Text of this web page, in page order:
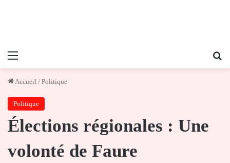
Menu
Accueil / Politique
Politique
Élections régionales : Une
volonté de Faure